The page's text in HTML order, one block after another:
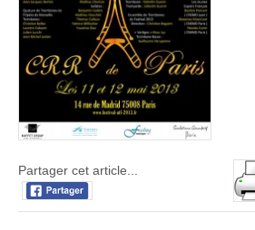
Partager cet article...